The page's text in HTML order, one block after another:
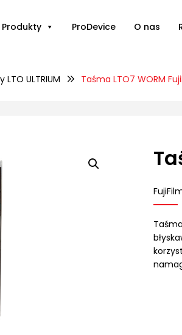
Produkty ProDevice O nas
LTO ULTRIUM Taśma LTO7 WORM